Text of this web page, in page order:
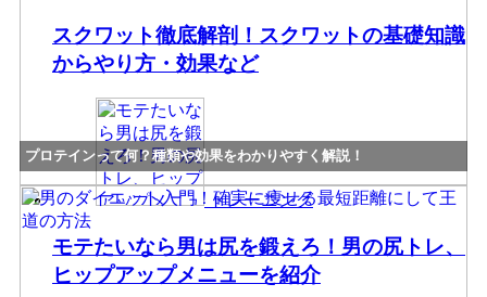
プロテインって何？種類や効果をわかりやすく解説！
スクワット徹底解剖！スクワットの基礎知識
からやり方・効果など
トレーニング
モテたいなら男は尻を鍛えろ！男の尻トレ、
ヒップアップメニューを紹介